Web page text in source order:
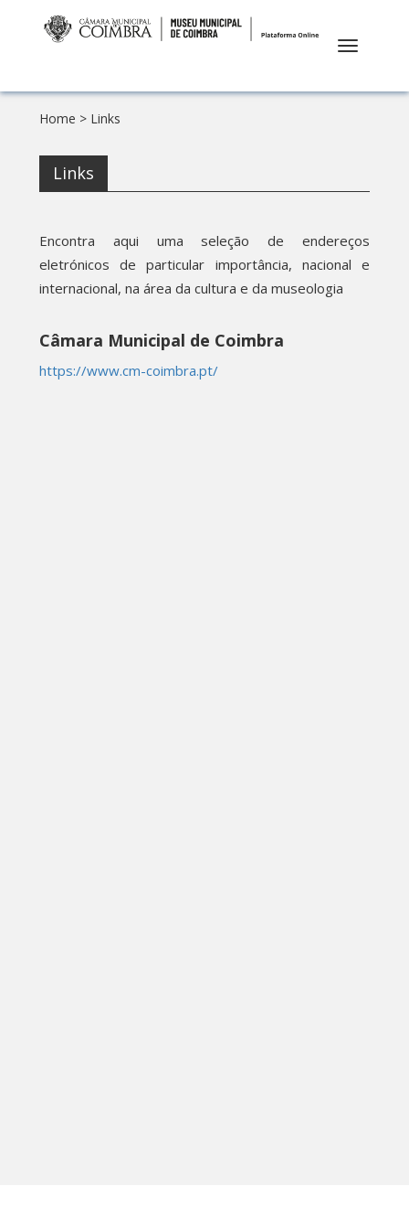
Toggle
Home > Links
Links
Encontra aqui uma seleção de endereços
eletrónicos de particular importância, nacional e
internacional, na área da cultura e da museologia
Câmara Municipal de Coimbra
https://www.cm-coimbra.pt/